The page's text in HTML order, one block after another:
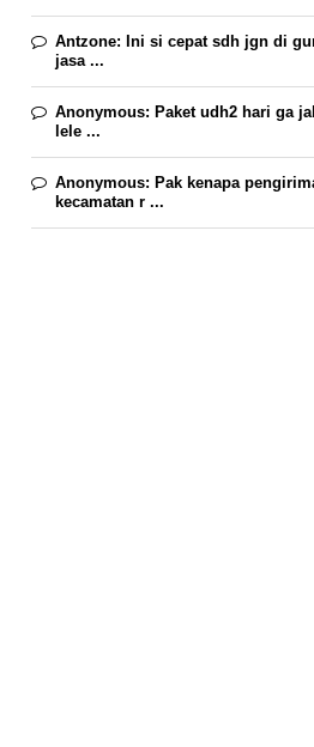
Antzone: Ini si cepat sdh jgn di
jasa ...
Anonymous: Paket udh2 hari ga
lele ...
Anonymous: Pak kenapa
kecamatan r ...